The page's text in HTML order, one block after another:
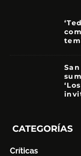
CATEGORÍAS
Críticas